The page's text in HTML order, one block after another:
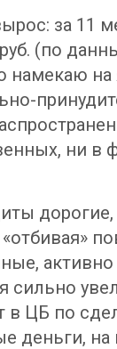
за 11
руб. (по
намекаю
ни в
«отбивая»
сильно
в ЦБ по
деньги, на